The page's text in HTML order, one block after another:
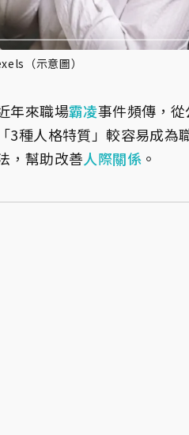
（示意圖）
年來職場霸凌事件頻傳，
「3種人格特質」較容易成
，幫助改善人際關係 。